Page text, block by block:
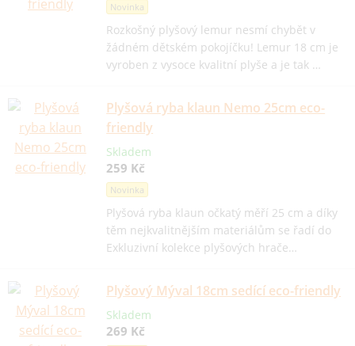
Novinka
Rozkošný plyšový lemur nesmí chybět v
žádném dětském pokojíčku! Lemur 18 cm je
vyroben z vysoce kvalitní plyše a je tak …
Plyšová ryba klaun Nemo 25cm eco-
friendly
Skladem
259 Kč
Novinka
Plyšová ryba klaun očkatý měří 25 cm a díky
těm nejkvalitnějším materiálům se řadí do
Exkluzivní kolekce plyšových hrače…
Plyšový Mýval 18cm sedící eco-friendly
Skladem
269 Kč